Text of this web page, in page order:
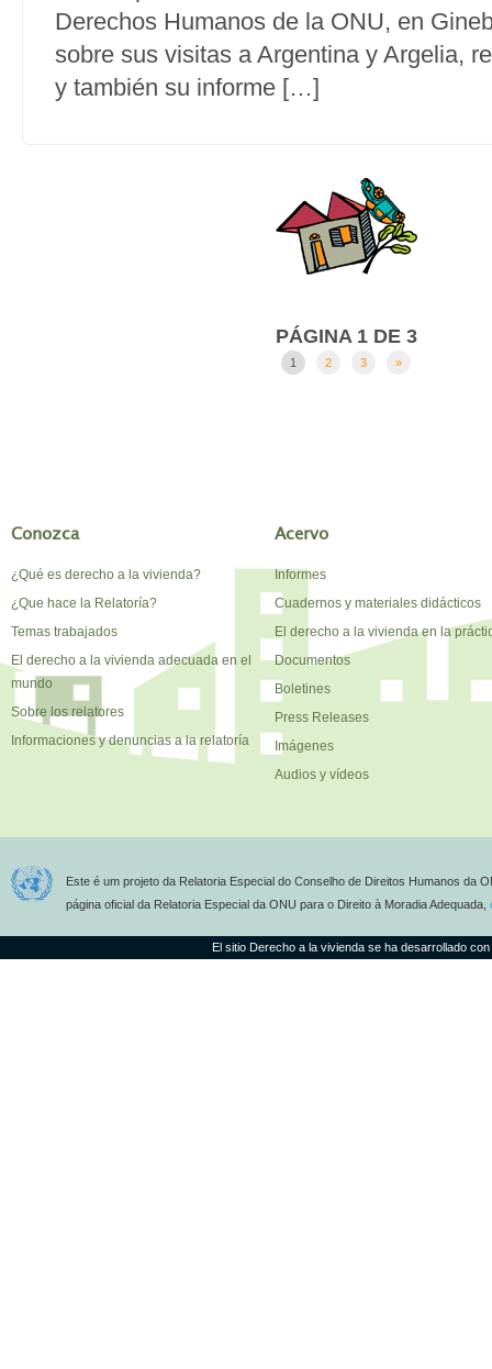
Derechos Humanos de la ONU, en
sobre sus visitas a Argentina y Argelia,
y también su informe […]
PÁGINA 1 DE 3
1 2 3 »
Conozca
¿Qué es derecho a la vivienda?
¿Que hace la Relatoría?
Temas trabajados
El derecho a la vivienda adecuada en el
mundo
Sobre los relatores
Informaciones y denuncias a la relatoría
Acervo
Informes
Cuadernos y materiales didácticos
El derecho a la vivienda en la
Documentos
Boletines
Press Releases
Imágenes
Audios y vídeos
Este é um projeto da Relatoria Especial do Conselho de Direitos Humanos da
página oficial da Relatoria Especial da ONU para o Direito à Moradia Adequada,
El sitio Derecho a la vivienda se ha desarrollado